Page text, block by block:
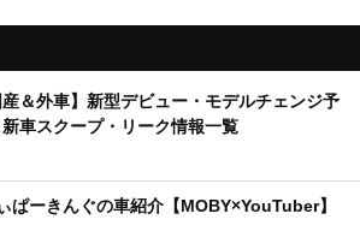
産＆外車】新型デビュー・モデルチェンジ予
車スクープ・リーク情報一覧
ぱーきんぐの車紹介【MOBY×YouTuber】